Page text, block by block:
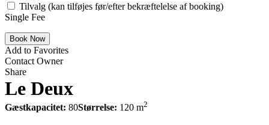
Tilvalg (kan tilføjes før/efter bekræftelelse af booking)
Single Fee
Add to Favorites
Contact Owner
Share
Le Deux
Gæstkapacitet: 80Størrelse: 120 m2